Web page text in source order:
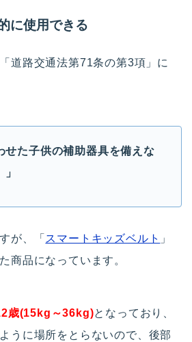
に使用できる
道路交通法第71条の第3項」に
せた子供の補助器具を備えな
が、「 スマートキッズベルト 」
商品になっています。
歳(15kg～36kg)となっており、
うに場所をとらないので、後部